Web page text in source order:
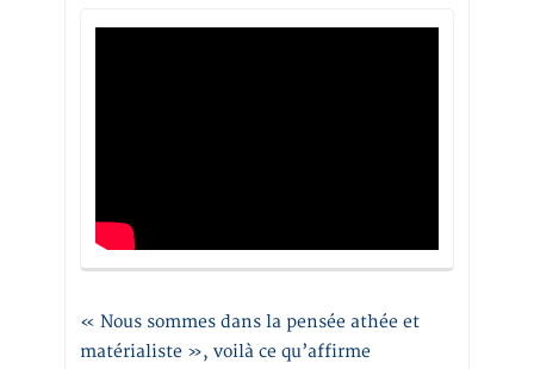
« Nous sommes dans la pensée athée et
matérialiste », voilà ce qu’affirme